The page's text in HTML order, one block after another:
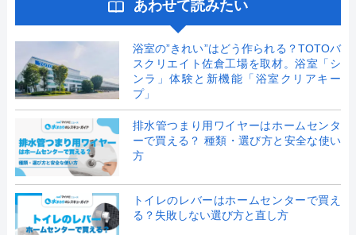
あわせて読みたい
浴室の”きれい”はどう作られる？TOTOバ
スクリエイト佐倉工場を取材。浴室「シ
ンラ」体験と新機能「浴室クリアキー
プ」
排水管つまり用ワイヤーはホームセンタ
ーで買える？ 種類・選び方と安全な使い
方
トイレのレバーはホームセンターで買え
る？失敗しない選び方と直し方